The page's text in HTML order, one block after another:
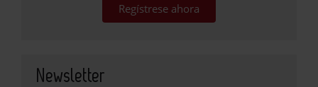
Regístrese ahora
Newsletter